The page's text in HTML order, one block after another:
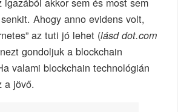
Ahogy anno evidens volt,
az tuti jó lehet (lásd dot.com
gondoljuk a blockchain
valami blockchain technológián
a jövő.